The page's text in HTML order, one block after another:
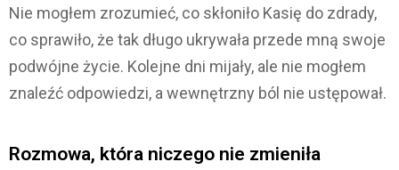
Nie mogłem zrozumieć, co skłoniło Kasię do zdrady,
co sprawiło, że tak długo ukrywała przede mną swoje
podwójne życie. Kolejne dni mijały, ale nie mogłem
znaleźć odpowiedzi, a wewnętrzny ból nie ustępował.
Rozmowa, która niczego nie zmieniła